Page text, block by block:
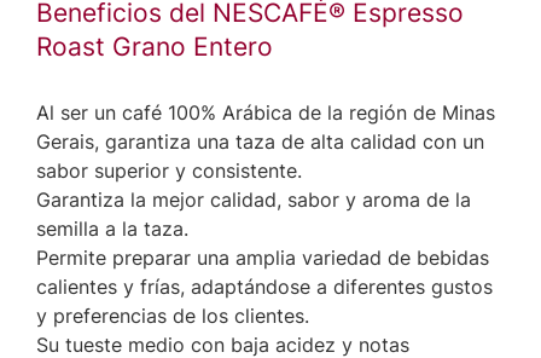
Beneficios del NESCAFÉ® Espresso
Roast Grano Entero
Al ser un café 100% Arábica de la región de Minas
Gerais, garantiza una taza de alta calidad con un
sabor superior y consistente.
Garantiza la mejor calidad, sabor y aroma de la
semilla a la taza.
Permite preparar una amplia variedad de bebidas
calientes y frías, adaptándose a diferentes gustos
y preferencias de los clientes.
Su tueste medio con baja acidez y notas